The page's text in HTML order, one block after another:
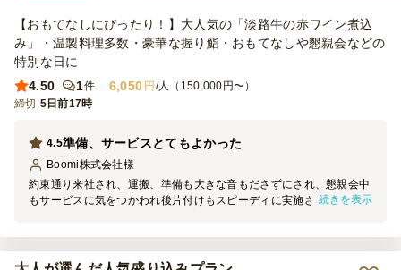
【おもてなしにぴったり！】大人気の「淡路牛の赤ワイン煮込
み」・温製料理多数・豪華な握り鮨・おもてなしや懇親会などの
特別な日に
4.50
1件 6,050 円/人（150,000円〜）
締切 5日前17時
準備、サービスとてもよかった
4.5
Boomi株式会社様
約束通り来社され、運搬、準備も大きな音もださずにされ、懇親会中
もサービスに気をつかわれ後片付けもスピーディに実施されていまし
続きを表示